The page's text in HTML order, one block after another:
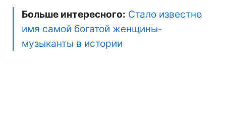
Больше интересного: Стало известно
имя самой богатой женщины-
музыканты в истории